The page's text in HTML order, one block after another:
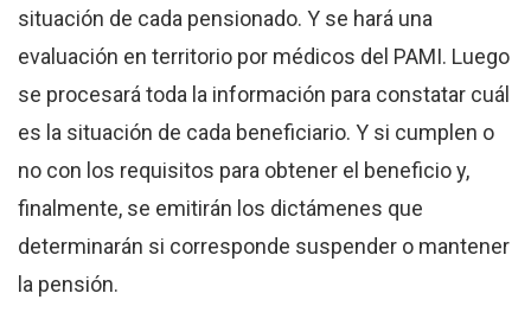
situación de cada pensionado. Y se hará una
evaluación en territorio por médicos del PAMI. Luego
se procesará toda la información para constatar cuál
es la situación de cada beneficiario. Y si cumplen o
no con los requisitos para obtener el beneficio y,
finalmente, se emitirán los dictámenes que
determinarán si corresponde suspender o mantener
la pensión.